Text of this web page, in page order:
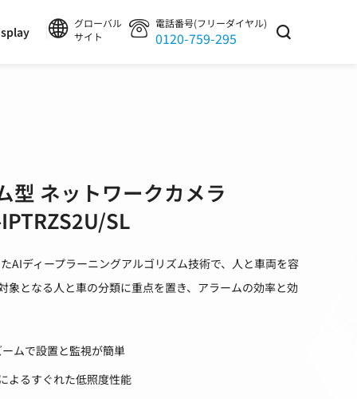
グローバル
サイト
電話番号(フリーダイヤル)
0120-759-295
型 ネットワークカメラ
SL
AIディープラーニングアルゴリズム技術で、人と車両を容
象となる人と車の分類に重点を置き、アラームの効率と効
ムで設置と監視が簡単
るすぐれた低照度性能